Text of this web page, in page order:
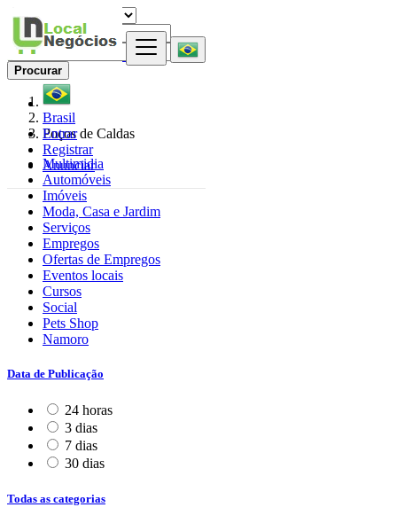
Entrar
Registrar
Anunciar
Procurar
Brasil
Poços de Caldas
Multimidia
Automóveis
Imóveis
Moda, Casa e Jardim
Serviços
Empregos
Ofertas de Empregos
Eventos locais
Cursos
Social
Pets Shop
Namoro
Data de Publicação
24 horas
3 dias
7 dias
30 dias
Todas as categorias